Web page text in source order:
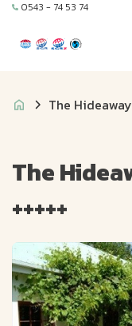
0543 - 74 53 74
The
The
+++++